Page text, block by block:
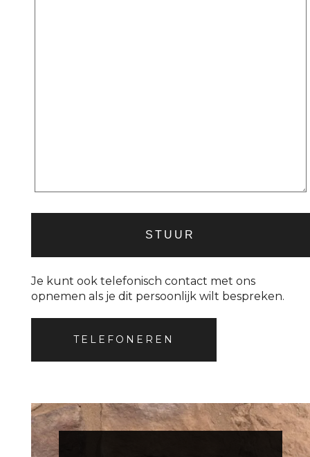
Je kunt ook telefonisch contact met ons
opnemen als je dit persoonlijk wilt bespreken.
TELEFONEREN